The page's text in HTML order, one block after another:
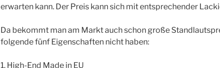
erwarten kann. Der Preis kann sich mit entsprechender
Da bekommt man am Markt auch schon große
folgende fünf Eigenschaften nicht haben:
1. High-End Made in EU